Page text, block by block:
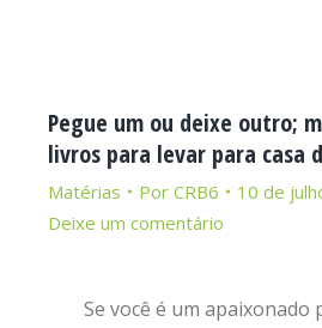
Pegue um ou deixe outro;
livros para levar para casa
Matérias Por CRB6
10 de
Deixe um comentário
Se você é um apaixonado